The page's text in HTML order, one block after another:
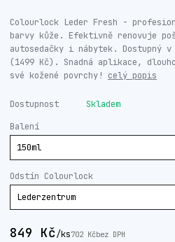
Colourlock Leder Fresh -
barvy kůže. Efektivně renovuje
autosedačky i nábytek. Dostupný
(1499 Kč). Snadná aplikace,
své kožené povrchy! celý popis
Dostupnost Skladem
Balení
Odstín Colourlock
849 Kč/ks702 Kčbez DPH